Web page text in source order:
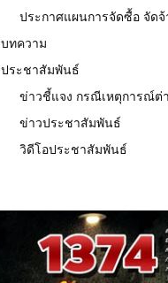
ประกาศแผนการจัดซื้อ จัดจ้
บทความ
ประชาสัมพันธ์
ข่าวชี้แจง กรณีเหตุการณ์ต่
ข่าวประชาสัมพันธ์
วิดีโอประชาสัมพันธ์